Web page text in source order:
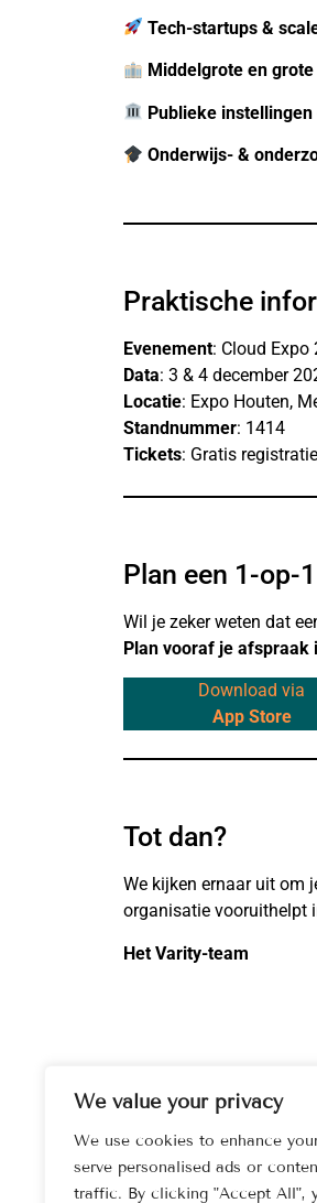
We value your privacy
We use cookies to enhance
serve personalised ads or
traffic. By clicking "Accept All",
Tech-startups &
Middelgrote en
Publieke instellingen
Onderwijs- &
Praktische
Evenement: Cloud Expo
Data: 3 & 4 december
Locatie: Expo Houten,
Standnummer: 1414
Tickets: Gratis
Plan een 1-op-
Wil je zeker weten dat
Plan vooraf je afspraak
Download via
App Store
Tot dan?
We kijken ernaar uit om
organisatie vooruithelpt
Het Varity-team
Meer